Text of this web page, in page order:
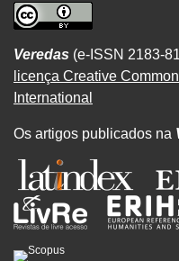
Veredas (e-ISSN 2183-
licença Creative
International
Os artigos publicados na